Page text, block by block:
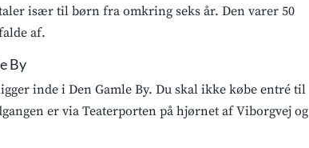
især til børn fra omkring seks år. Den varer 50
af.
By
inde i Den Gamle By. Du skal ikke købe entré til
er via Teaterporten på hjørnet af Viborgvej og